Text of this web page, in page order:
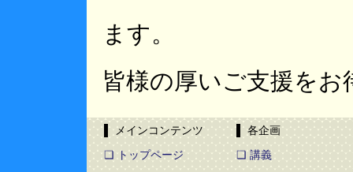
ます。
皆様の厚いご支援を
▌ メインコンテンツ ▌ 各企画
❏ トップページ ❏ 講義